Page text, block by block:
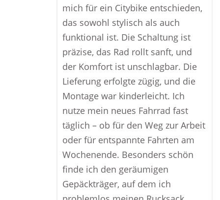
mich für ein Citybike entschieden,
das sowohl stylisch als auch
funktional ist. Die Schaltung ist
präzise, das Rad rollt sanft, und
der Komfort ist unschlagbar. Die
Lieferung erfolgte zügig, und die
Montage war kinderleicht. Ich
nutze mein neues Fahrrad fast
täglich – ob für den Weg zur Arbeit
oder für entspannte Fahrten am
Wochenende. Besonders schön
finde ich den geräumigen
Gepäckträger, auf dem ich